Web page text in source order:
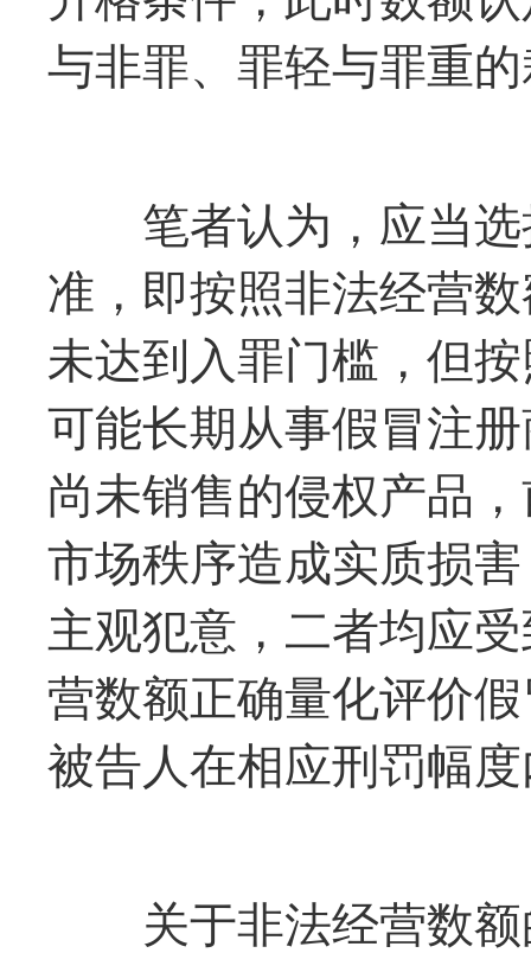
与非罪、罪轻与罪重
笔者认为，应当选
准，即按照非法经营
未达到入罪门槛，但
可能长期从事假冒注
尚未销售的侵权产品
市场秩序造成实质损
主观犯意，二者均应
营数额正确量化评价
被告人在相应刑罚幅
关于非法经营数额